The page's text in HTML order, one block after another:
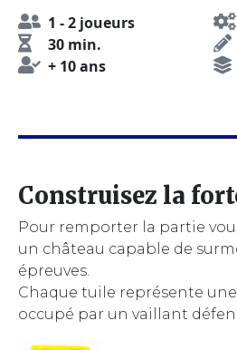
1 - 2 joueurs
30 min.
+ 10 ans
Construisez la
Pour remporter la partie
un château capable de
épreuves.
Chaque tuile représente
occupé par un vaillant